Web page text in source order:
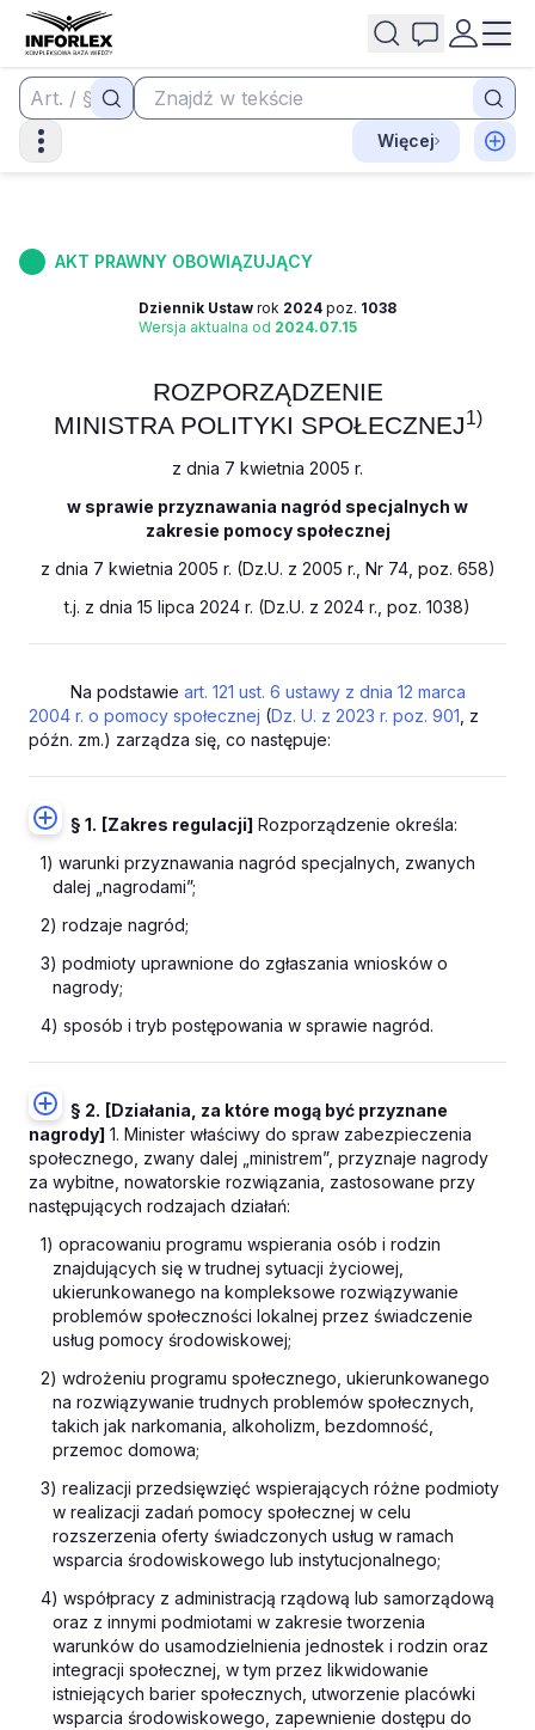
Więcej
AKT PRAWNY OBOWIĄZUJĄCY
Dziennik Ustaw rok 2024 poz. 1038
Wersja aktualna od 2024.07.15
ROZPORZĄDZENIE
MINISTRA POLITYKI SPOŁECZNEJ1)
z dnia 7 kwietnia 2005 r.
w sprawie przyznawania nagród specjalnych w
zakresie pomocy społecznej
z dnia 7 kwietnia 2005 r. (Dz.U. z 2005 r., Nr 74, poz. 658)
t.j. z dnia 15 lipca 2024 r. (Dz.U. z 2024 r., poz. 1038)
Na podstawie art. 121 ust. 6 ustawy z dnia 12 marca
2004 r. o pomocy społecznej (Dz. U. z 2023 r. poz. 901 , z
późn. zm.) zarządza się, co następuje:
§ 1. [Zakres regulacji] Rozporządzenie określa:
1) warunki przyznawania nagród specjalnych, zwanych
dalej „nagrodami”;
2) rodzaje nagród;
3) podmioty uprawnione do zgłaszania wniosków o
nagrody;
4) sposób i tryb postępowania w sprawie nagród.
§ 2. [Działania, za które mogą być przyznane
nagrody] 1. Minister właściwy do spraw zabezpieczenia
społecznego, zwany dalej „ministrem”, przyznaje nagrody
za wybitne, nowatorskie rozwiązania, zastosowane przy
następujących rodzajach działań:
1) opracowaniu programu wspierania osób i rodzin
znajdujących się w trudnej sytuacji życiowej,
ukierunkowanego na kompleksowe rozwiązywanie
problemów społeczności lokalnej przez świadczenie
usług pomocy środowiskowej;
2) wdrożeniu programu społecznego, ukierunkowanego
na rozwiązywanie trudnych problemów społecznych,
takich jak narkomania, alkoholizm, bezdomność,
przemoc domowa;
3) realizacji przedsięwzięć wspierających różne podmioty
w realizacji zadań pomocy społecznej w celu
rozszerzenia oferty świadczonych usług w ramach
wsparcia środowiskowego lub instytucjonalnego;
4) współpracy z administracją rządową lub samorządową
oraz z innymi podmiotami w zakresie tworzenia
warunków do usamodzielnienia jednostek i rodzin oraz
integracji społecznej, w tym przez likwidowanie
istniejących barier społecznych, utworzenie placówki
wsparcia środowiskowego, zapewnienie dostępu do